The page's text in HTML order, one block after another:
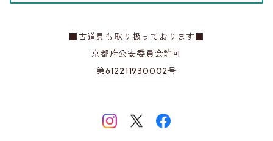
■古道具も取り扱っております■
京都府公安委員会許可
第612211930002号